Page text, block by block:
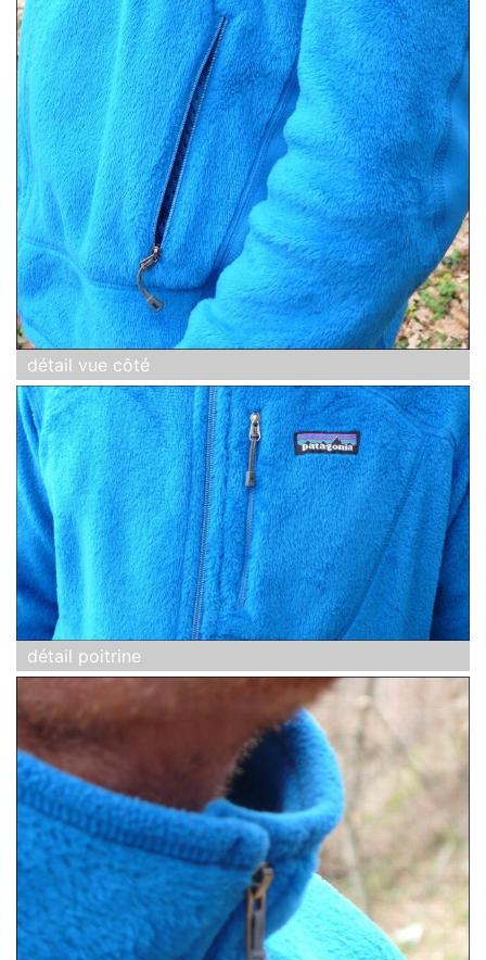
détail vue côté
détail poitrine